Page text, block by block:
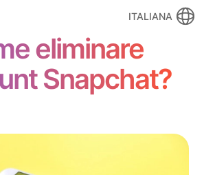
ITALIANA
eliminare
Snapchat?